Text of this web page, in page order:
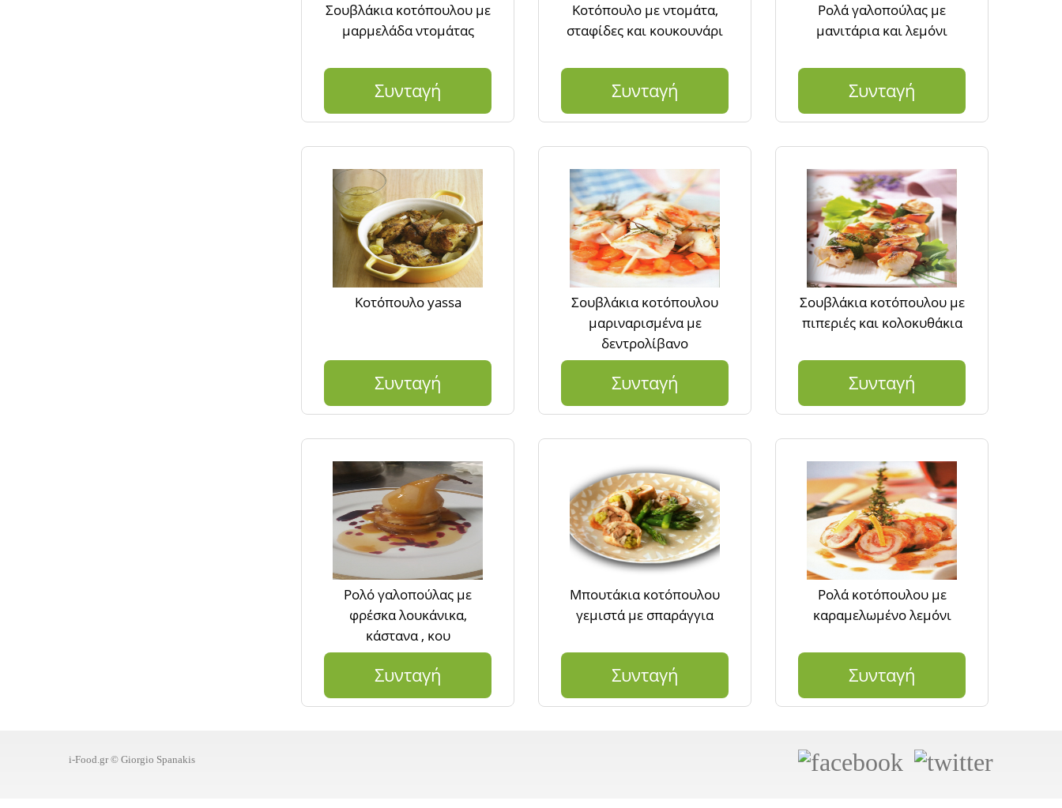
Σουβλάκια κοτόπουλου με
μαρμελάδα ντομάτας
Συνταγή
Κοτόπουλο με ντομάτα,
σταφίδες και κουκουνάρι
Συνταγή
Ρολά γαλοπούλας με
μανιτάρια και λεμόνι
Συνταγή
Κοτόπουλο yassa
Συνταγή
Σουβλάκια κοτόπουλου
μαριναρισμένα με
δεντρολίβανο
Συνταγή
Σουβλάκια κοτόπουλου με
πιπεριές και κολοκυθάκια
Συνταγή
Ρολό γαλοπούλας με
φρέσκα λουκάνικα,
κάστανα , κου
Συνταγή
Μπουτάκια κοτόπουλου
γεμιστά με σπαράγγια
Συνταγή
Ρολά κοτόπουλου με
καραμελωμένο λεμόνι
Συνταγή
i-Food.gr © Giorgio Spanakis